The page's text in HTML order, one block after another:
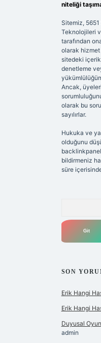
niteliği
Sitemiz, 5651
Teknolojileri
tarafından
olarak
sitedeki
denetleme
Ancak,
olarak bu
sayılırlar.
Hukuka ve
olduğunu
bildirmeniz
süre
SON
Erik Hangi
Erik Hangi
Duyusal
admin